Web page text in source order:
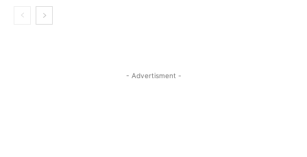
- Advertisment -